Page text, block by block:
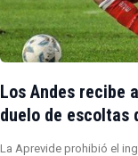
Los Andes recibe
duelo de escoltas
La Aprevide prohibió el